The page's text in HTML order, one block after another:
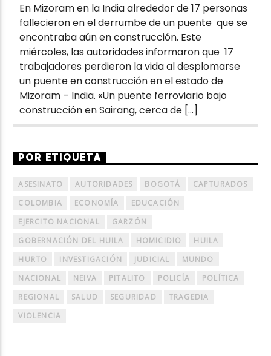
En Mizoram en la India alrededor de 17 personas
fallecieron en el derrumbe de un puente que se
encontraba aún en construcción. Este
miércoles, las autoridades informaron que 17
trabajadores perdieron la vida al desplomarse
un puente en construcción en el estado de
Mizoram – India. «Un puente ferroviario bajo
construcción en Sairang, cerca de […]
POR ETIQUETA
ASESINATO AUTORIDADES BOGOTÁ
CAPTURADOS
COLOMBIA
ECONOMÍA
EDUCACIÓN
EJERCITO NACIONAL
GARZÓN
GOBERNACIÓN DEL HUILA
HOMICIDIO
HUILA
HURTO
INVESTIGACIÓN JUDICIAL
MUNDO
NACIONAL
NEIVA PITALITO POLICÍA
POLÍTICA
REGIONAL
SALUD SEGURIDAD
TRAGEDIA
VIOLENCIA